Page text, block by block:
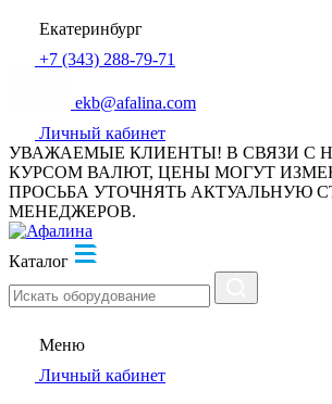
Екатеринбург
+7 (343) 288-79-71
ekb@afalina.com
Личный кабинет
УВАЖАЕМЫЕ КЛИЕНТЫ! В СВЯЗИ С
КУРСОМ ВАЛЮТ, ЦЕНЫ МОГУТ
ПРОСЬБА УТОЧНЯТЬ АКТУАЛЬНУЮ
МЕНЕДЖЕРОВ.
Каталог
Меню
Личный кабинет